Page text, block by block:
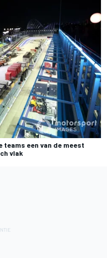
teams een van de meest
vlak